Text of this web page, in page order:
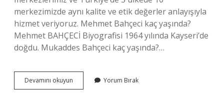
merkezimizde aynı kalite ve etik değerler anlayışıyla
hizmet veriyoruz. Mehmet Bahçeci kaç yaşında?
Mehmet BAHÇECİ Biyografisi 1964 yılında Kayseri’de
doğdu. Mukaddes Bahçeci kaç yaşında?…
Devamını okuyun
Kaç
Yorum Bırak